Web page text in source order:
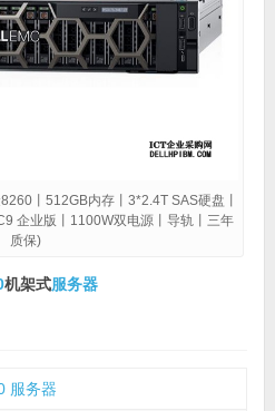
丨512GB内存丨3*2.4T SAS硬盘丨
企业版丨1100W双电源丨导轨丨三年
质保)
机架式服务器
服务器